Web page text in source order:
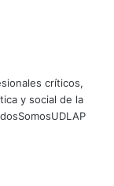
críticos,
y social de la